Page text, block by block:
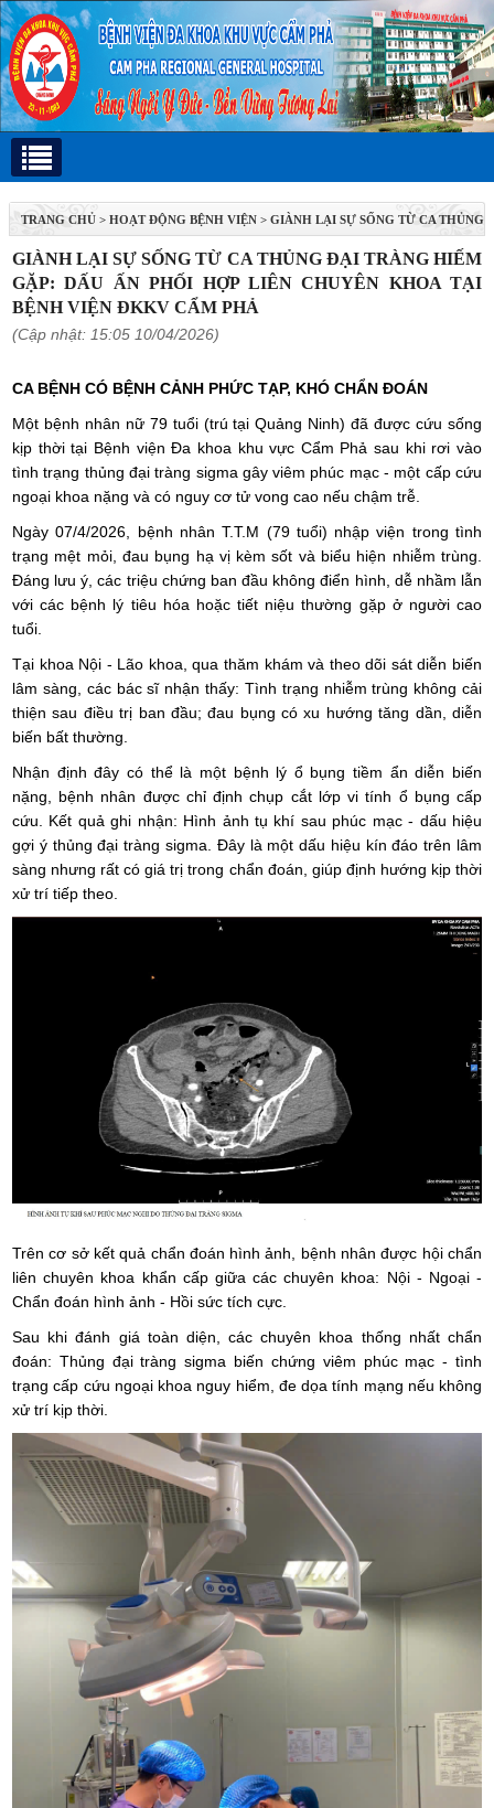
TRANG CHỦ > HOẠT ĐỘNG BỆNH VIỆN > GIÀNH LẠI SỰ SỐNG TỪ CA THỦNG
ĐẠI TRÀNG HIẾM GẶP: DẤU ẤN PHỐI HỢP LIÊN CHUYÊN KHOA TẠI BỆNH
VIỆN ĐKKV CẨM PHẢ
GIÀNH LẠI SỰ SỐNG TỪ CA THỦNG ĐẠI TRÀNG HIẾM
GẶP: DẤU ẤN PHỐI HỢP LIÊN CHUYÊN KHOA TẠI
BỆNH VIỆN ĐKKV CẨM PHẢ
(Cập nhật: 15:05 10/04/2026)
CA BỆNH CÓ BỆNH CẢNH PHỨC TẠP, KHÓ CHẨN ĐOÁN
Một bệnh nhân nữ 79 tuổi (trú tại Quảng Ninh) đã được cứu sống
kịp thời tại Bệnh viện Đa khoa khu vực Cẩm Phả sau khi rơi vào
tình trạng thủng đại tràng sigma gây viêm phúc mạc - một cấp cứu
ngoại khoa nặng và có nguy cơ tử vong cao nếu chậm trễ.
Ngày 07/4/2026, bệnh nhân T.T.M (79 tuổi) nhập viện trong tình
trạng mệt mỏi, đau bụng hạ vị kèm sốt và biểu hiện nhiễm trùng.
Đáng lưu ý, các triệu chứng ban đầu không điển hình, dễ nhầm lẫn
với các bệnh lý tiêu hóa hoặc tiết niệu thường gặp ở người cao
tuổi.
Tại khoa Nội - Lão khoa, qua thăm khám và theo dõi sát diễn biến
lâm sàng, các bác sĩ nhận thấy: Tình trạng nhiễm trùng không cải
thiện sau điều trị ban đầu; đau bụng có xu hướng tăng dần, diễn
biến bất thường.
Nhận định đây có thể là một bệnh lý ổ bụng tiềm ẩn diễn biến
nặng, bệnh nhân được chỉ định chụp cắt lớp vi tính ổ bụng cấp
cứu. Kết quả ghi nhận: Hình ảnh tụ khí sau phúc mạc - dấu hiệu
gợi ý thủng đại tràng sigma. Đây là một dấu hiệu kín đáo trên lâm
sàng nhưng rất có giá trị trong chẩn đoán, giúp định hướng kịp thời
xử trí tiếp theo.
Trên cơ sở kết quả chẩn đoán hình ảnh, bệnh nhân được hội chẩn
liên chuyên khoa khẩn cấp giữa các chuyên khoa: Nội - Ngoại -
Chẩn đoán hình ảnh - Hồi sức tích cực.
Sau khi đánh giá toàn diện, các chuyên khoa thống nhất chẩn
đoán: Thủng đại tràng sigma biến chứng viêm phúc mạc - tình
trạng cấp cứu ngoại khoa nguy hiểm, đe dọa tính mạng nếu không
xử trí kịp thời.